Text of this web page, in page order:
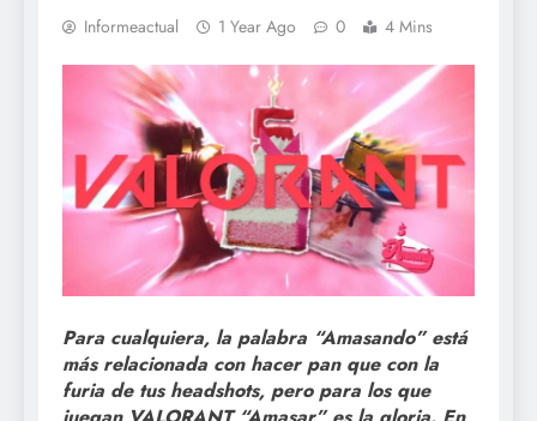
Informeactual 1 Year Ago 0 4 Mins
Para cualquiera, la palabra “Amasando” está
más relacionada con hacer pan que con la
furia de tus headshots, pero para los que